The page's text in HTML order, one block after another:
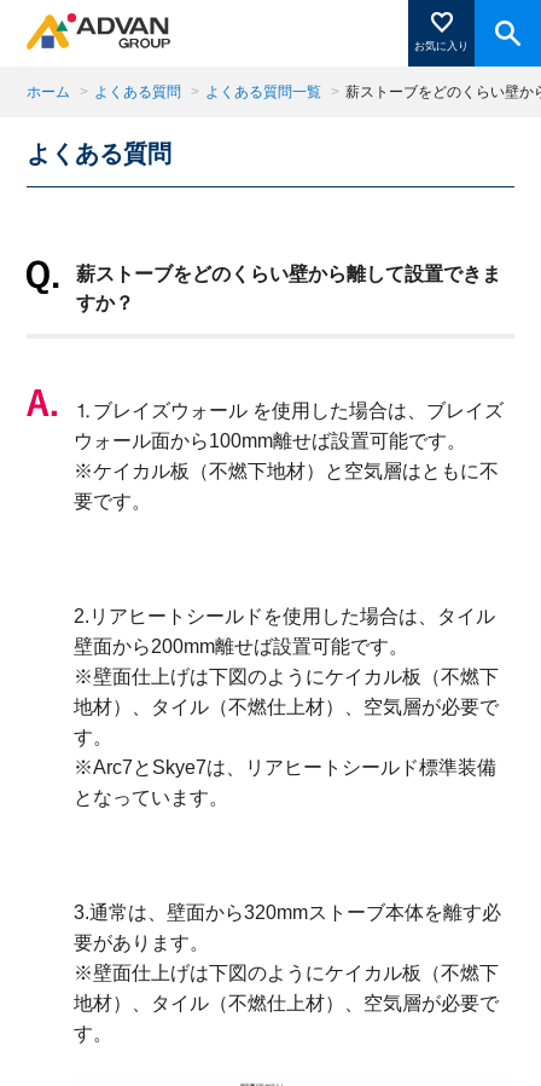
お気に入り
商品ページにある「お気に入り登録」を押すと登録した
商品がここに表示されます。
ホーム > よくある質問 > よくある質問一覧 > 薪ストーブをどのくらい壁か
よくある質問
薪ストーブをどのくらい壁から離して設置できま
すか？
⒈ブレイズウォール を使用した場合は、ブレイズ
ウォール面から100mm離せば設置可能です。
※ケイカル板（不燃下地材）と空気層はともに不
要です。
2.リアヒートシールドを使用した場合は、タイル
壁面から200mm離せば設置可能です。
※壁面仕上げは下図のようにケイカル板（不燃下
地材）、タイル（不燃仕上材）、空気層が必要で
す。
※Arc7とSkye7は、リアヒートシールド標準装備
となっています。
3.通常は、壁面から320mmストーブ本体を離す必
要があります。
※壁面仕上げは下図のようにケイカル板（不燃下
地材）、タイル（不燃仕上材）、空気層が必要で
す。